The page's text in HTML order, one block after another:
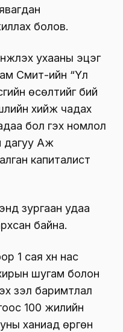
болов.
ухааны эцэг
Смит-ийн “Үл
өсөлтийг бий
хийж чадах
бол гэх номлол
дагуу Аж
капиталист
зургаан удаа
байна.
1 сая хүн нас
шугам болон
үзэл баримтлал
100 жилийн
ханиад өргөн